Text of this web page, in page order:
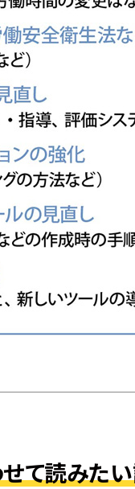
て読みた